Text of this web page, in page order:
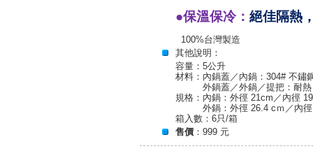
●保溫保冷： 絕佳隔熱
100%台灣製造
其他說明：
容量：5公升
材料：內鍋蓋／內鍋：304# 不鏽
外鍋蓋／外鍋／提把：耐熱
規格：內鍋：外徑 21cm／內徑
外鍋：外徑 26.4 cｍ／內徑
箱入數：6只/箱
售價 ：999 元